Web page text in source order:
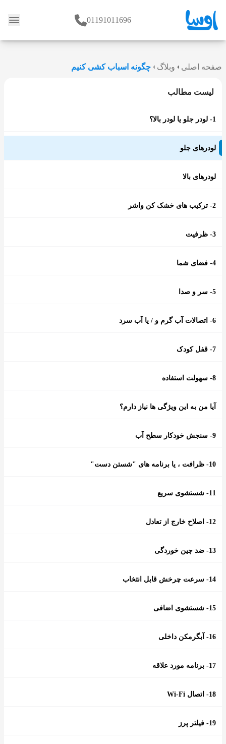
وبلاگ 01191011696
صفحه اصلی وبلاگ چگونه اسباب کشی کنیم
لیست مطالب
1- لودر جلو یا لودر بالا؟
لودرهای جلو
لودرهای بالا
2- ترکیب های خشک کن واشر
3- ظرفیت
4- فضای شما
5- سر و صدا
6- اتصالات آب گرم و / یا آب سرد
7- قفل کودک
8- سهولت استفاده
آیا من به این ویژگی ها نیاز دارم؟
9- سنجش خودکار سطح آب
10- ظرافت ، یا برنامه های "شستن دست"
11- شستشوی سریع
12- اصلاح خارج از تعادل
13- ضد چین خوردگی
14- سرعت چرخش قابل انتخاب
15- شستشوی اضافی
16- آبگرمکن داخلی
17- برنامه مورد علاقه
18- اتصال Wi-Fi
19- فیلتر پرز